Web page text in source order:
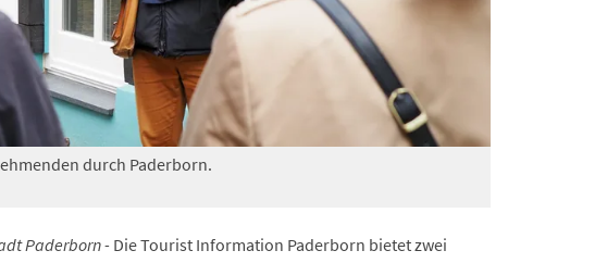
durch Paderborn.
Paderborn -Die Tourist Information Paderborn bietet zwei